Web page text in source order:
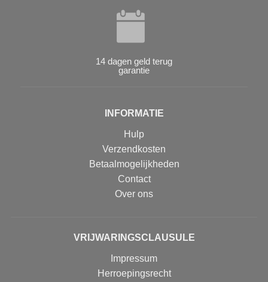
14 dagen geld terug
garantie
INFORMATIE
Hulp
Verzendkosten
Betaalmogelijkheden
Contact
Over ons
VRIJWARINGSCLAUSULE
Impressum
Herroepingsrecht